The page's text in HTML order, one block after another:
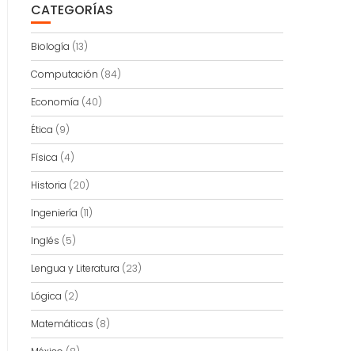
CATEGORÍAS
Biología (13)
Computación (84)
Economía (40)
Ética (9)
Física (4)
Historia (20)
Ingeniería (11)
Inglés (5)
Lengua y Literatura (23)
Lógica (2)
Matemáticas (8)